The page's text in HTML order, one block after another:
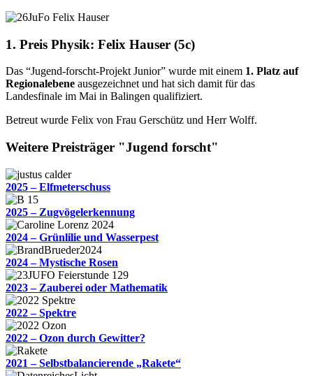
1. Preis Physik: Felix Hauser (5c)
Das “Jugend-forscht-Projekt Junior” wurde mit einem 1. Platz auf
Regionalebene ausgezeichnet und hat sich damit für das
Landesfinale im Mai in Balingen qualifiziert.
Betreut wurde Felix von Frau Gerschütz und Herr Wolff.
Weitere Preisträger "Jugend forscht"
2025 – Elfmeterschuss
2025 – Zugvögelerkennung
2024 – Grünlilie und Wasserpest
2024 – Mystische Rosen
2023 – Zauberei oder Mathematik
2022 – Spektre
2022 – Ozon durch Gewitter?
2021 – Selbstbalancierende „Rakete“